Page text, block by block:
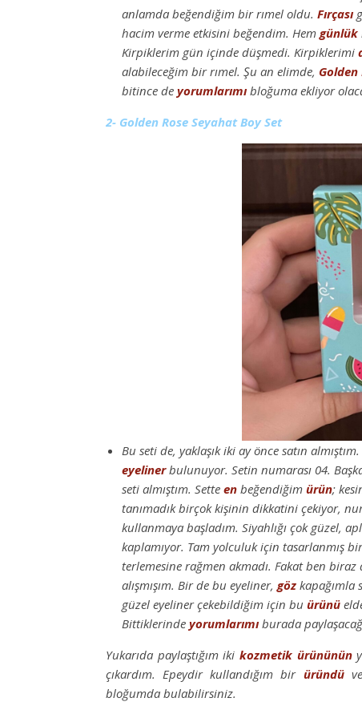
anlamda beğendiğim bir rımel oldu. Fırçası
hacim verme etkisini beğendim. Hem günlük
Kirpiklerim gün içinde düşmedi. Kirpiklerimi
alabileceğim bir rımel. Şu an elimde, Golden
bitince de yorumlarımıbloğuma ekliyor
2- Golden Rose Seyahat Boy Set
Bu seti de, yaklaşık iki ay önce satın
eyelinerbulunuyor. Setin numarası 04.
seti almıştım. Sette en beğendiğim ürün;
tanımadık birçok kişinin dikkatini çekiyor,
kullanmaya başladım. Siyahlığı çok güzel,
kaplamıyor. Tam yolculuk için tasarlanmış
terlemesine rağmen akmadı. Fakat ben
alışmışım. Bir de bu eyeliner, göz kapağımla
güzel eyeliner çekebildiğim için bu ürünü
Bittiklerinde yorumlarımıburada
Yukarıda paylaştığım iki kozmetik ürününün
çıkardım. Epeydir kullandığım bir üründüve
bloğumda bulabilirsiniz.